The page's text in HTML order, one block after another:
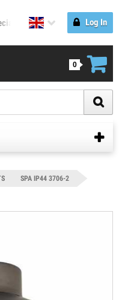
Manufacturers Log In
0
SPA IP44 3706-2